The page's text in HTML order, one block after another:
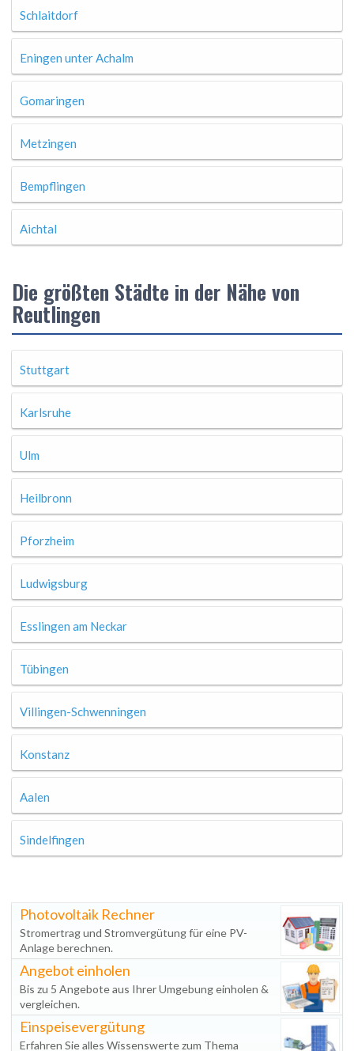
Schlaitdorf
Eningen unter Achalm
Gomaringen
Metzingen
Bempflingen
Aichtal
Die größten Städte in der Nähe von
Reutlingen
Stuttgart
Karlsruhe
Ulm
Heilbronn
Pforzheim
Ludwigsburg
Esslingen am Neckar
Tübingen
Villingen-Schwenningen
Konstanz
Aalen
Sindelfingen
Photovoltaik Rechner
Stromertrag und Stromvergütung für eine PV-
Anlage berechnen.
Angebot einholen
Bis zu 5 Angebote aus Ihrer Umgebung einholen &
vergleichen.
Einspeisevergütung
Erfahren Sie alles Wissenswerte zum Thema